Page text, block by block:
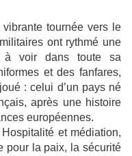
tournée vers le
ont rythmé une
à voir dans toute sa
et des fanfares,
: celui d’un pays né
après une histoire
européennes.
et médiation,
pour la paix, la sécurité